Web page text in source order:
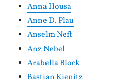
Anna Housa
Anne D. Plau
Anselm Neft
Anz Nebel
Arabella Block